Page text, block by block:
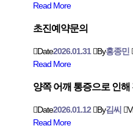
Read More
초진예약문의
Date2026.01.31 By홍종민
Read More
양쪽 어깨 통증으로 인
Date2026.01.12 By김씨
Read More